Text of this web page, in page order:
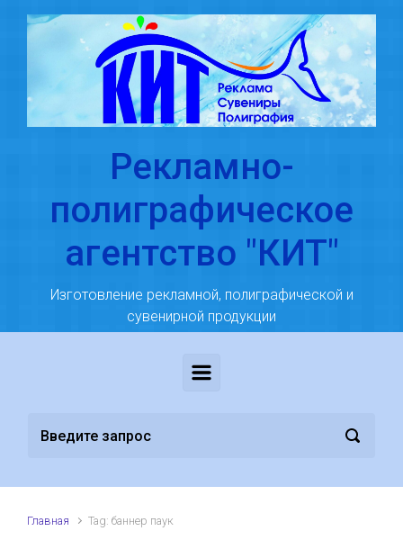
Skip to main content
Рекламно-
полиграфическое
агентство "КИТ"
Изготовление рекламной, полиграфической и
сувенирной продукции
Главная Tag: баннер паук